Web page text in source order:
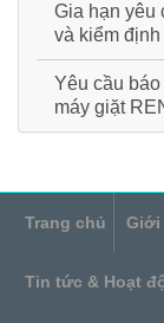
Gia hạn yêu
và kiểm
Yêu cầu
máy giặt
Trang chủ Giới
Tin tức & Hoạt